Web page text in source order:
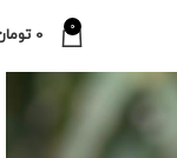
0
0